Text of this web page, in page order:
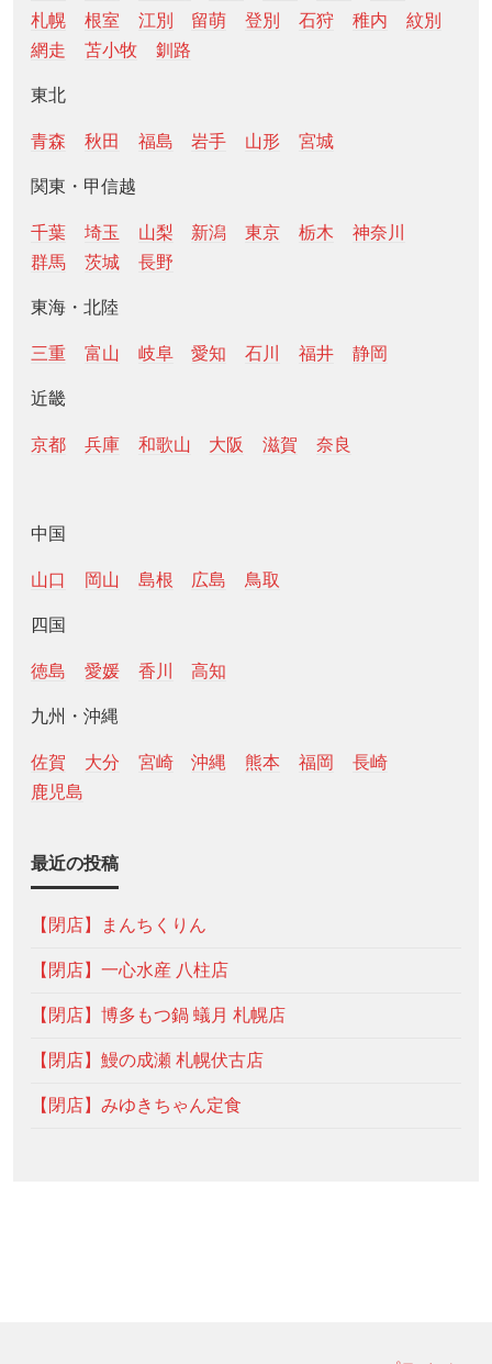
札幌
根室 江別 留萌 登別 石狩 稚内
紋別
網走
苫小牧 釧路
東北
青森 秋田 福島 岩手 山形 宮城
関東・甲信越
千葉 埼玉 山梨 新潟 東京 栃木
神奈川
群馬
茨城 長野
東海・北陸
三重 富山 岐阜 愛知 石川 福井 静岡
近畿
京都 兵庫 和歌山 大阪 滋賀 奈良
中国
山口 岡山 島根 広島 鳥取
四国
徳島 愛媛 香川 高知
九州・沖縄
佐賀 大分 宮崎 沖縄 熊本 福岡
長崎
鹿児島
最近の投稿
【閉店】まんちくりん
【閉店】一心水産 八柱店
【閉店】博多もつ鍋 蟻月 札幌店
【閉店】鰻の成瀬 札幌伏古店
【閉店】みゆきちゃん定食